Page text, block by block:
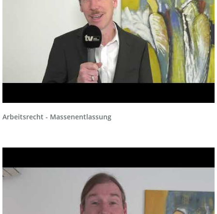
Arbeitsrecht - Massenentlassung